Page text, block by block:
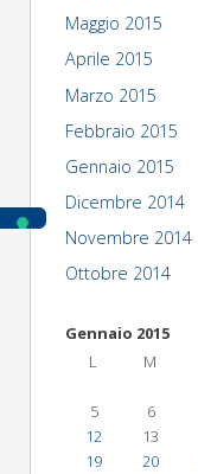
Maggio 2015
Aprile 2015
Marzo 2015
Febbraio 2015
Gennaio 2015
Dicembre 2014
Novembre 2014
Ottobre 2014
Gennaio 2015
L
M
5
6
12
13
19
20